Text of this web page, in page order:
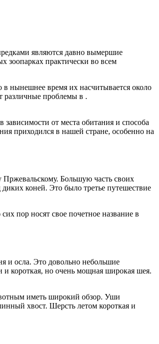
являются давно вымершие
зоопарках практически во всем
нынешнее время их насчитывается около
различные проблемы в .
от места обитания и способа
приходился в нашей стране, особенно на
Большую часть своих
коней. Это было третье путешествие
пор носят свое почетное название в
и осла. Это довольно небольшие
и короткая, но очень мощная широкая шея.
иметь широкий обзор. Уши
хвост. Шерсть летом короткая и